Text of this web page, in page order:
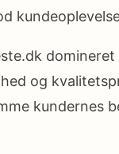
domineret
og
kundernes